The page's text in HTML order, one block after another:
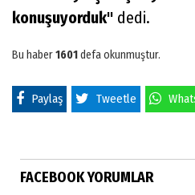
konuşuyorduk" dedi.
Bu haber1601defa okunmuştur.
Paylaş Tweetle
FACEBOOK YORUMLAR